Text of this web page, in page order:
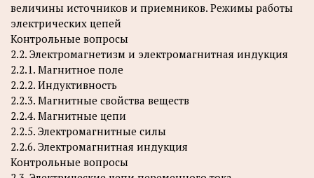
величины источников и приемников. Режимы работы
электрических цепей
Контрольные вопросы
2.2. Электромагнетизм и электромагнитная индукция
2.2.1. Магнитное поле
2.2.2. Индуктивность
2.2.3. Магнитные свойства веществ
2.2.4. Магнитные цепи
2.2.5. Электромагнитные силы
2.2.6. Электромагнитная индукция
Контрольные вопросы